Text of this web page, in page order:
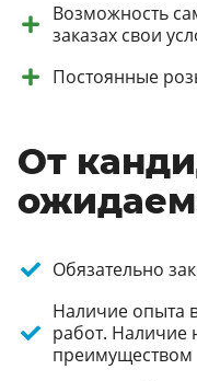
Возможность
заказах свои
Постоянные
От
Обязательно
Наличие опыта
работ. Наличие
преимуществом